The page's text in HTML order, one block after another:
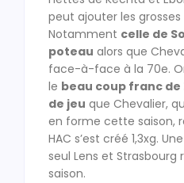
peut ajouter les
Notamment celle de
poteau alors que
face-à-face à la 70e.
le beau coup franc de
de jeu que Chevalier,
en forme cette saison,
HAC s’est créé 1,3xg.
seul Lens et
saison.